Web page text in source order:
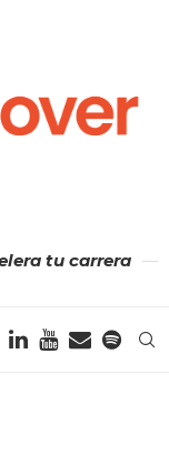
tu carrera